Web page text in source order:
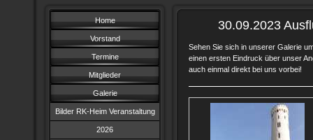
Home
Vorstand
Termine
Mitglieder
Galerie
Bilder RK-Heim Veranstaltung
2026
30.09.2023
Sehen Sie sich in unserer Galerie
einen ersten Eindruck über unser
auch einmal direkt bei uns vorbei!